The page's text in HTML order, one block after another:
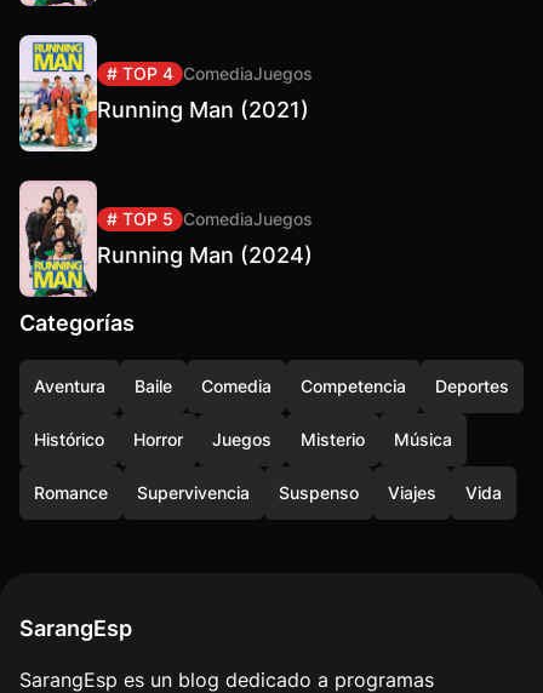
# TOP 4 ComediaJuegos
Running Man (2021)
# TOP 5 ComediaJuegos
Running Man (2024)
Categorías
Aventura Baile Comedia Competencia Deportes
Histórico Horror Juegos Misterio Música
Romance Supervivencia Suspenso Viajes Vida
SarangEsp
SarangEsp es un blog dedicado a programas